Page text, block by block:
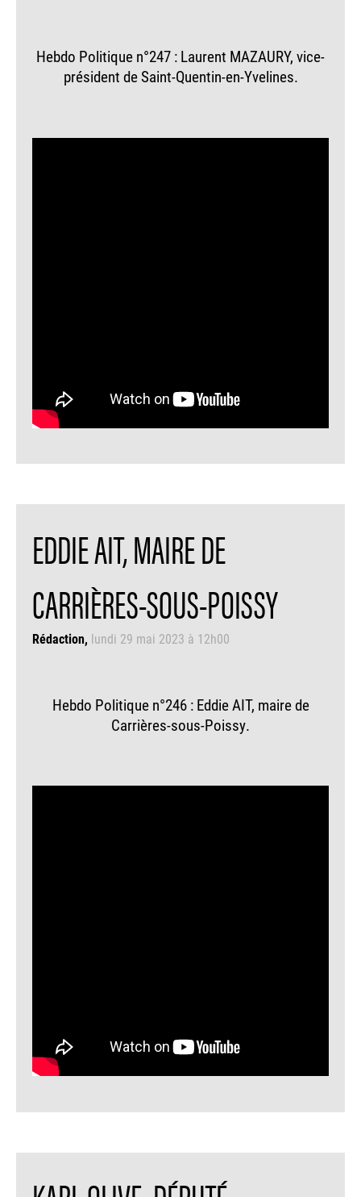
Hebdo Politique n°247 : Laurent MAZAURY, vice-
président de Saint-Quentin-en-Yvelines.
EDDIE AIT, MAIRE DE
CARRIÈRES-SOUS-POISSY
Rédaction lundi 29 mai 2023 à 12h00
Hebdo Politique n°246 : Eddie AIT, maire de
Carrières-sous-Poissy.